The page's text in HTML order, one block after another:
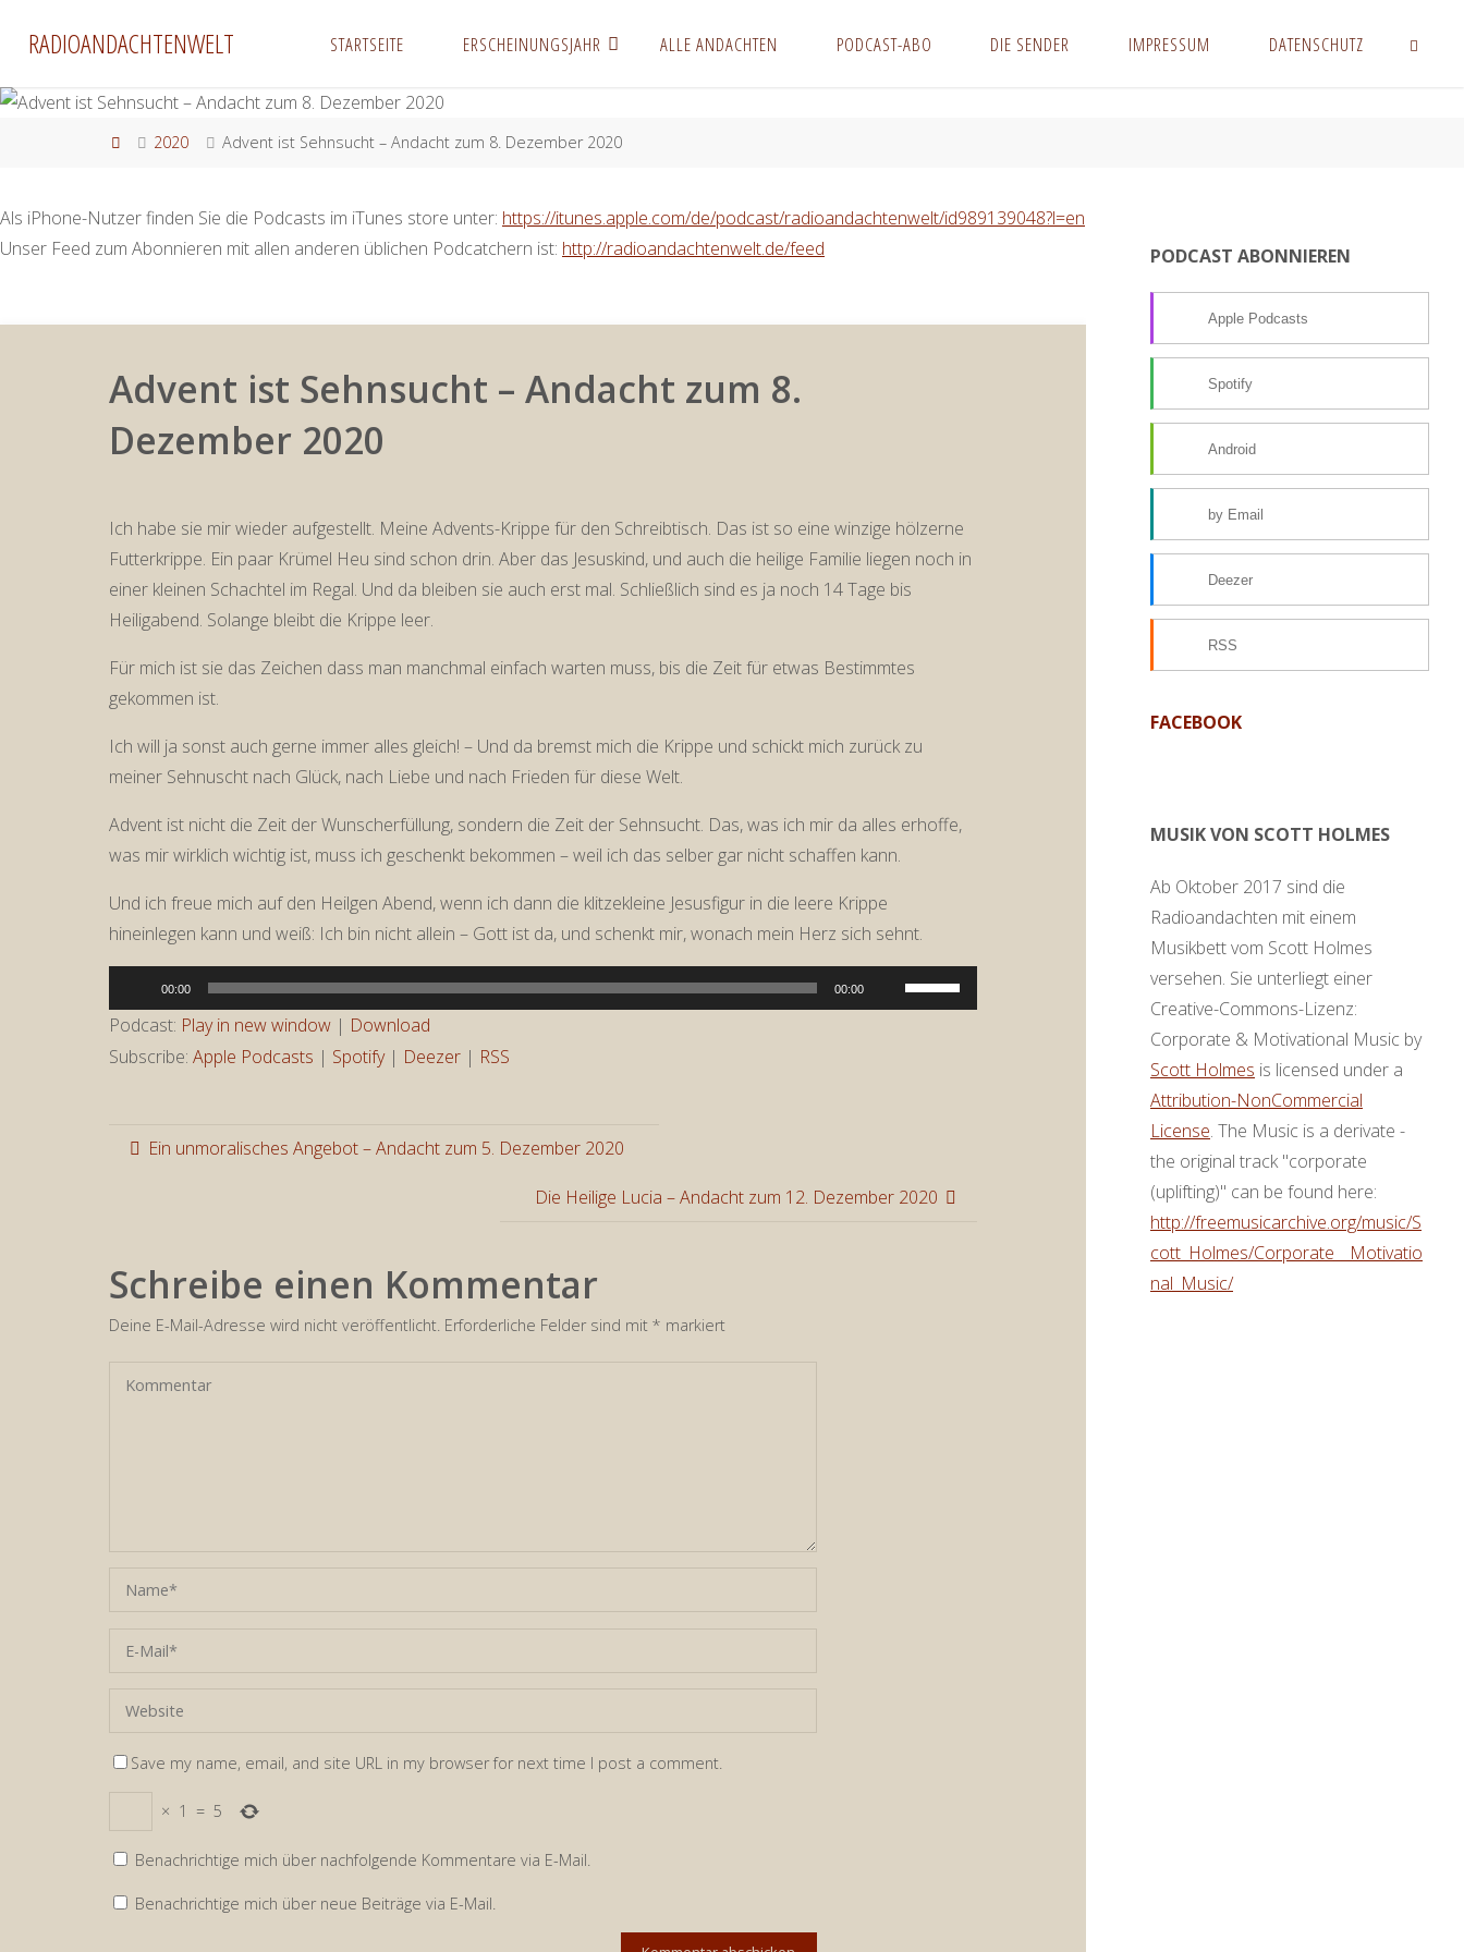
InhaltRADIOANDACHTENWELT STARTSEITE ERSCHEINUNGSJAHR ALLE ANDACHTEN PODCAST-ABO DIE SENDER IMPRESSUM DATENSCHUTZ
Start2020 Advent ist Sehnsucht – Andacht zum 8. Dezember 2020
Als iPhone-Nutzer finden Sie die Podcasts im iTunes store unter: https://itunes.apple.com/de/podcast/radioandachtenwelt/id989139048?l=en
Unser Feed zum Abonnieren mit allen anderen üblichen Podcatchern ist: http://radioandachtenwelt.de/feed
Advent ist Sehnsucht – Andacht zum 8.
Dezember 2020
Ich habe sie mir wieder aufgestellt. Meine Advents-Krippe für den Schreibtisch. Das ist so eine winzige hölzerne
Futterkrippe. Ein paar Krümel Heu sind schon drin. Aber das Jesuskind, und auch die heilige Familie liegen noch in
einer kleinen Schachtel im Regal. Und da bleiben sie auch erst mal. Schließlich sind es ja noch 14 Tage bis
Heiligabend. Solange bleibt die Krippe leer.
Für mich ist sie das Zeichen dass man manchmal einfach warten muss, bis die Zeit für etwas Bestimmtes
gekommen ist.
Ich will ja sonst auch gerne immer alles gleich! – Und da bremst mich die Krippe und schickt mich zurück zu
meiner Sehnuscht nach Glück, nach Liebe und nach Frieden für diese Welt.
Advent ist nicht die Zeit der Wunscherfüllung, sondern die Zeit der Sehnsucht. Das, was ich mir da alles erhoffe,
was mir wirklich wichtig ist, muss ich geschenkt bekommen – weil ich das selber gar nicht schaffen kann.
Und ich freue mich auf den Heilgen Abend, wenn ich dann die klitzekleine Jesusfigur in die leere Krippe
hineinlegen kann und weiß: Ich bin nicht allein – Gott ist da, und schenkt mir, wonach mein Herz sich sehnt.
Player
00:00 00:00
Pfeiltasten
Hoch/Runter
regeln.
Podcast: Play in new window| Download
Subscribe: Apple Podcasts | Spotify| Deezer| RSS
Ein unmoralisches Angebot – Andacht zum 5. Dezember 2020
Die Heilige Lucia – Andacht zum 12. Dezember 2020
Schreibe einen Kommentar
Deine E-Mail-Adresse wird nicht veröffentlicht. Erforderliche Felder sind mit * markiert
Save my name, email, and site URL in my browser for next time I post a comment.
× 1 = 5
Benachrichtige mich über nachfolgende Kommentare via E-Mail.
Benachrichtige mich über neue Beiträge via E-Mail.
PODCAST ABONNIEREN
Apple Podcasts
Spotify
Android
by Email
Deezer
RSS
FACEBOOK
MUSIK VON SCOTT HOLMES
Ab Oktober 2017 sind die
Radioandachten mit einem
Musikbett vom Scott Holmes
versehen. Sie unterliegt einer
Creative-Commons-Lizenz:
Corporate & Motivational Music by
Scott Holmes is licensed under a
Attribution-NonCommercial
License. The Music is a derivate -
the original track "corporate
(uplifting)" can be found here:
http://freemusicarchive.org/music/S
cott_Holmes/Corporate__Motivatio
nal_Music/